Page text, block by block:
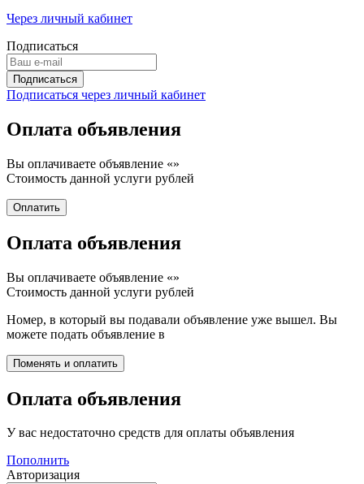
Через личный кабинет
Подписаться
Подписаться через личный кабинет
Оплата объявления
Вы оплачиваете объявление «»
Стоимость данной услуги рублей
Оплата объявления
Вы оплачиваете объявление «»
Стоимость данной услуги рублей
Номер, в который вы подавали объявление уже вышел. Вы
можете подать объявление в
Оплата объявления
У вас недостаточно средств для оплаты объявления
Пополнить
Авторизация